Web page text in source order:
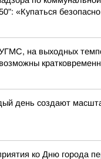
«Купаться
на выходных
день создают
ко Дню города